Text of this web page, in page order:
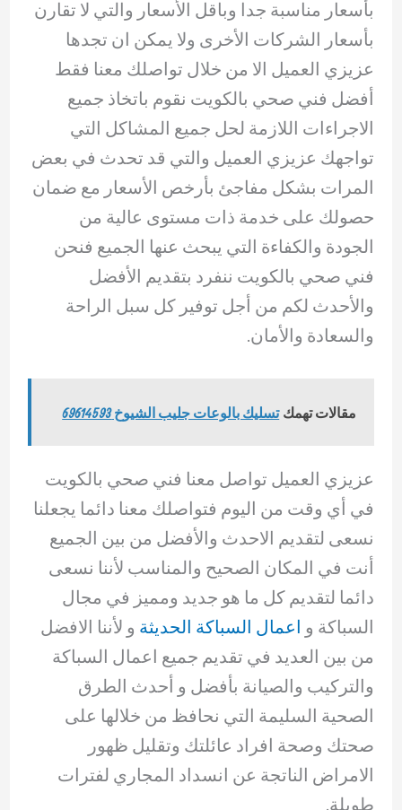
بأسعار مناسبة جدا وباقل الأسعار والتي لا تقارن
بأسعار الشركات الأخرى ولا يمكن ان تجدها
عزيزي العميل الا من خلال تواصلك معنا فقط
أفضل فني صحي بالكويت نقوم باتخاذ جميع
الاجراءات اللازمة لحل جميع المشاكل التي
تواجهك عزيزي العميل والتي قد تحدث في بعض
المرات بشكل مفاجئ بأرخص الأسعار مع ضمان
حصولك على خدمة ذات مستوى عالية من
الجودة والكفاءة التي يبحث عنها الجميع فنحن
فني صحي بالكويت ننفرد بتقديم الأفضل
والأحدث لكم من أجل توفير كل سبل الراحة
والسعادة والأمان.
مقالات تهمك تسليك بالوعات جليب الشيوخ 69614593
عزيزي العميل تواصل معنا فني صحي بالكويت
في أي وقت من اليوم فتواصلك معنا دائما يجعلنا
نسعى لتقديم الاحدث والأفضل من بين الجميع
أنت في المكان الصحيح والمناسب لأننا نسعى
دائما لتقديم كل ما هو جديد ومميز في مجال
السباكة و اعمال السباكة الحديثة و لأننا الافضل
من بين العديد في تقديم جميع اعمال السباكة
والتركيب والصيانة بأفضل و أحدث الطرق
الصحية السليمة التي نحافظ من خلالها على
صحتك وصحة افراد عائلتك وتقليل ظهور
الامراض الناتجة عن انسداد المجاري لفترات
طويلة.